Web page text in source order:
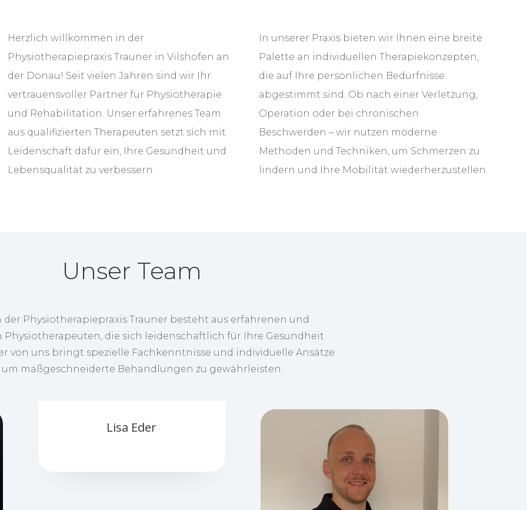
Herzlich willkommen in der
Physiotherapiepraxis Trauner in Vilshofen an
der Donau! Seit vielen Jahren sind wir Ihr
vertrauensvoller Partner für Physiotherapie
und Rehabilitation. Unser erfahrenes Team
aus qualifizierten Therapeuten setzt sich mit
Leidenschaft dafür ein, Ihre Gesundheit und
Lebensqualität zu verbessern.
In unserer Praxis bieten wir Ihnen eine breite
Palette an individuellen Therapiekonzepten,
die auf Ihre persönlichen Bedürfnisse
abgestimmt sind. Ob nach einer Verletzung,
Operation oder bei chronischen
Beschwerden – wir nutzen moderne
Methoden und Techniken, um Schmerzen zu
lindern und Ihre Mobilität wiederherzustellen.
Unser Team
der Physiotherapiepraxis Trauner besteht aus erfahrenen und
die sich leidenschaftlich für Ihre Gesundheit
von uns bringt spezielle Fachkenntnisse und individuelle Ansätze
um maßgeschneiderte Behandlungen zu gewährleisten.
Lisa Eder